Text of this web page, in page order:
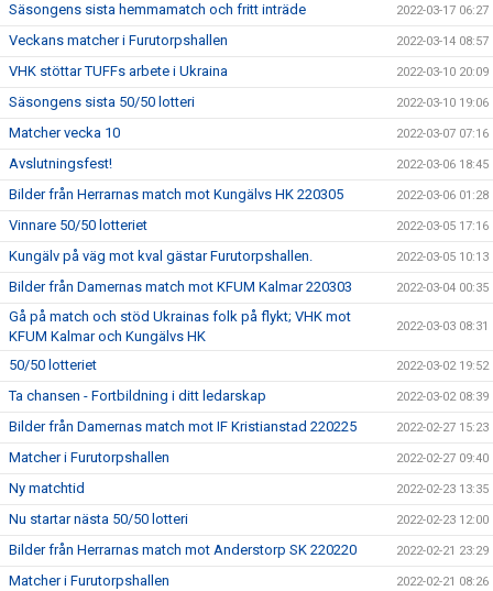
Säsongens sista hemmamatch och fritt inträde 2022-03-17 06:27
Veckans matcher i Furutorpshallen 2022-03-14 08:57
VHK stöttar TUFFs arbete i Ukraina 2022-03-10 20:09
Säsongens sista 50/50 lotteri 2022-03-10 19:06
Matcher vecka 10 2022-03-07 07:16
Avslutningsfest! 2022-03-06 18:45
Bilder från Herrarnas match mot Kungälvs HK 220305 2022-03-06 01:28
Vinnare 50/50 lotteriet 2022-03-05 17:16
Kungälv på väg mot kval gästar Furutorpshallen. 2022-03-05 10:13
Bilder från Damernas match mot KFUM Kalmar 220303 2022-03-04 00:35
Gå på match och stöd Ukrainas folk på flykt; VHK mot
KFUM Kalmar och Kungälvs HK
2022-03-03 08:31
50/50 lotteriet 2022-03-02 19:52
Ta chansen - Fortbildning i ditt ledarskap 2022-03-02 08:39
Bilder från Damernas match mot IF Kristianstad 220225 2022-02-27 15:23
Matcher i Furutorpshallen 2022-02-27 09:40
Ny matchtid 2022-02-23 13:35
Nu startar nästa 50/50 lotteri 2022-02-23 12:00
Bilder från Herrarnas match mot Anderstorp SK 220220 2022-02-21 23:29
Matcher i Furutorpshallen 2022-02-21 08:26